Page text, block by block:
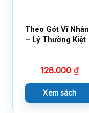
Theo Gót Vĩ Nhân
– Lý Thường Kiệt
128.000₫
Xem sách